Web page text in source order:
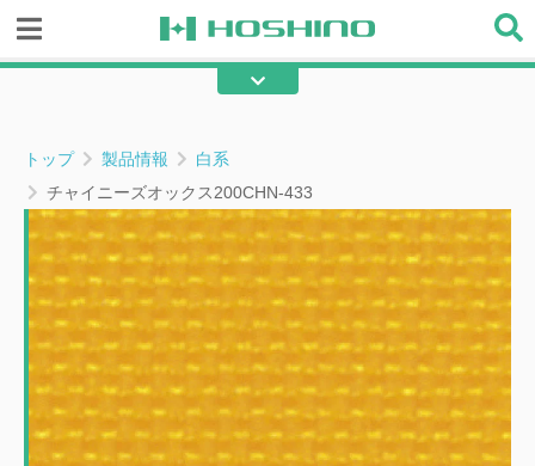
綿帆布
フラット帆布 ターポリン
メッシュ 不燃間仕切り
その他の産業用資材
トップ 製品情報
白系
チャイニーズオックス200CHN-433